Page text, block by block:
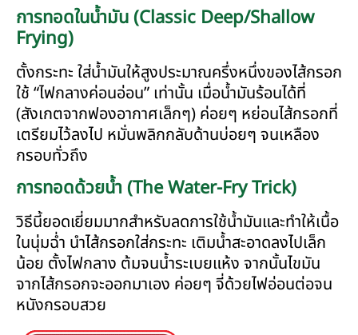
การทอดในน้ำมัน (Classic Deep/Shallow
Frying)
ตั้งกระทะ ใส่น้ำมันให้สูงประมาณครึ่งหนึ่งของไส้กรอก
ใช้ “ไฟกลางค่อนอ่อน” เท่านั้น เมื่อน้ำมันร้อนได้ที่
(สังเกตจากฟองอากาศเล็กๆ) ค่อยๆ หย่อนไส้กรอกที่
เตรียมไว้ลงไป หมั่นพลิกกลับด้านบ่อยๆ จนเหลือง
กรอบทั่วถึง
การทอดด้วยน้ำ (The Water-Fry Trick)
วิธีนี้ยอดเยี่ยมมากสำหรับลดการใช้น้ำมันและทำให้เนื้อ
ในนุ่มฉ่ำ นำไส้กรอกใส่กระทะ เติมน้ำสะอาดลงไปเล็ก
น้อย ตั้งไฟกลาง ต้มจนน้ำระเบยแห้ง จากนั้นไขมัน
จากไส้กรอกจะออกมาเอง ค่อยๆ จี่ด้วยไฟอ่อนต่อจน
หนังกรอบสวย